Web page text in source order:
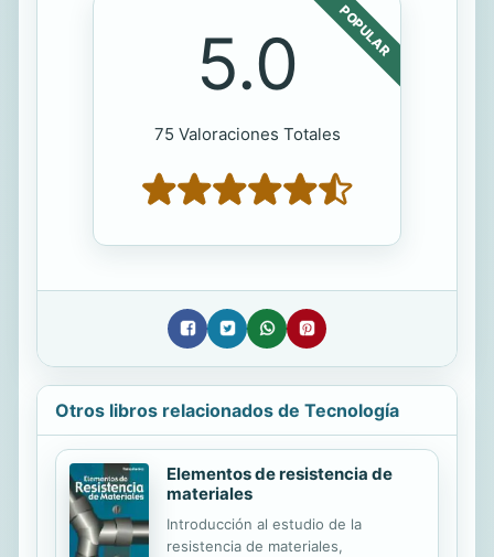
POPULAR
5.0
75 Valoraciones Totales
Otros libros relacionados de Tecnología
Elementos de resistencia de
materiales
Introducción al estudio de la
resistencia de materiales,